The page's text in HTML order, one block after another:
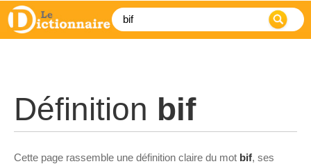
Définition bif
Cette page rassemble une définition claire du mot bif, ses